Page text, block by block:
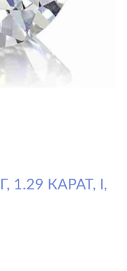
1.29 КАРАТ, I,